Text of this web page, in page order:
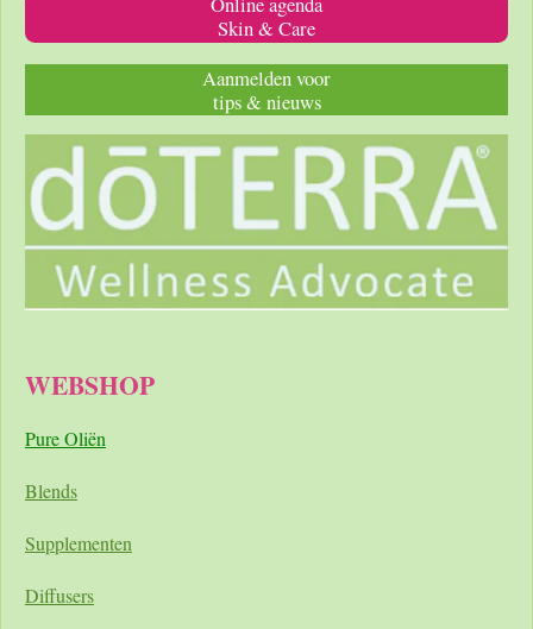
Skin & Care
Aanmelden voor
tips & nieuws
WEBSHOP
Pure Oliën
Blends
Supplementen
Diffusers